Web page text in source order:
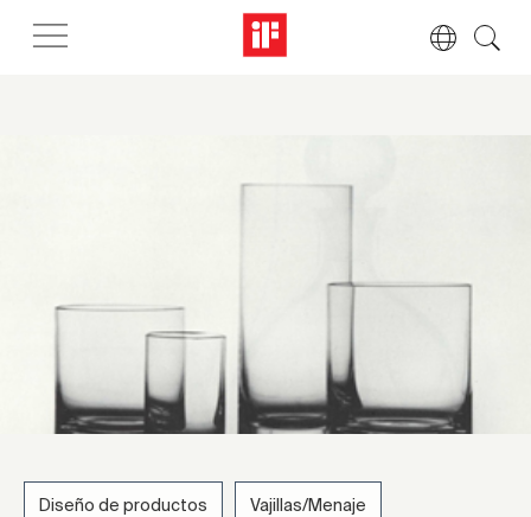
Diseño de productos Vajillas/Menaje